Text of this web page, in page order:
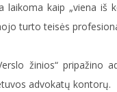
kaip „viena iš
turto teisės
žinios“ pripažino
advokatų kontorų.